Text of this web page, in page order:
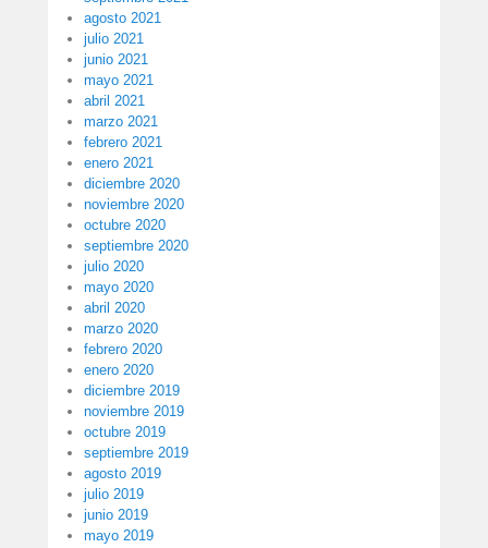
agosto 2021
julio 2021
junio 2021
mayo 2021
abril 2021
marzo 2021
febrero 2021
enero 2021
diciembre 2020
noviembre 2020
octubre 2020
septiembre 2020
julio 2020
mayo 2020
abril 2020
marzo 2020
febrero 2020
enero 2020
diciembre 2019
noviembre 2019
octubre 2019
septiembre 2019
agosto 2019
julio 2019
junio 2019
mayo 2019